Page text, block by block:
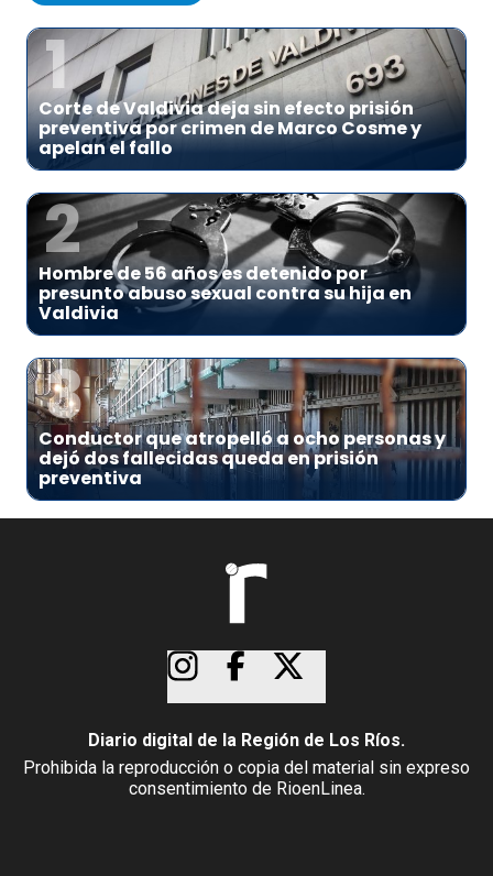
1
Corte de Valdivia deja sin efecto prisión
preventiva por crimen de Marco Cosme y
apelan el fallo
2
Hombre de 56 años es detenido por
presunto abuso sexual contra su hija en
Valdivia
3
Conductor que atropelló a ocho personas y
dejó dos fallecidas queda en prisión
preventiva
Diario digital de la Región de Los Ríos.
Prohibida la reproducción o copia del material sin expreso
consentimiento de RioenLinea.